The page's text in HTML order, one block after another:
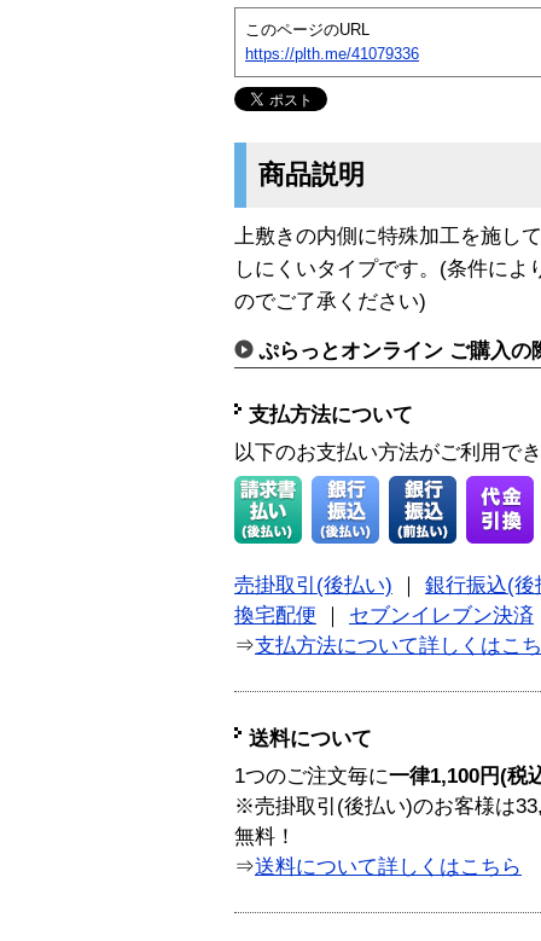
このページのURL
https://plth.me/41079336
商品説明
上敷きの内側に特殊加工を施し
しにくいタイプです。(条件に
のでご了承ください)
ぷらっとオンライン ご購入の
支払方法について
以下のお支払い方法がご利用で
売掛取引(後払い)
銀行振込(後
換宅配便
セブンイレブン決済
⇒支払方法について詳しくはこ
送料について
1つのご注文毎に一律1,100円(税
※売掛取引(後払い)のお客様は
無料！
⇒送料について詳しくはこちら